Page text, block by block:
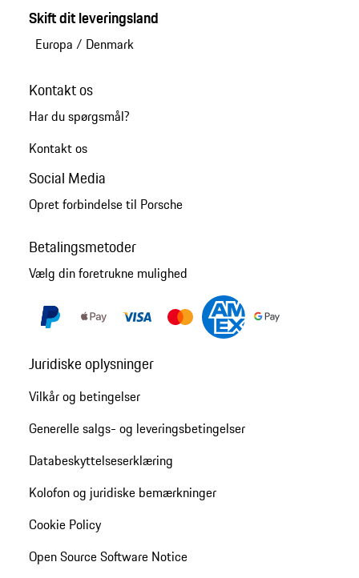
Skift dit leveringsland
Europa / Denmark
Kontakt os
Har du spørgsmål?
Kontakt os
Social Media
Opret forbindelse til Porsche
Betalingsmetoder
Vælg din foretrukne mulighed
Juridiske oplysninger
Vilkår og betingelser
Generelle salgs- og leveringsbetingelser
Databeskyttelseserklæring
Kolofon og juridiske bemærkninger
Cookie Policy
Open Source Software Notice